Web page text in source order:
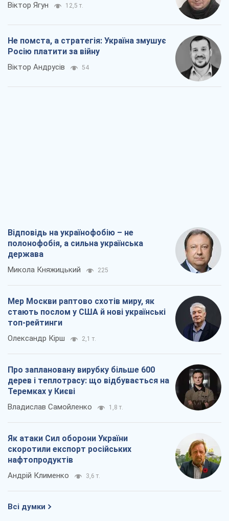
Віктор Ягун 12,5 т.
Не помста, а стратегія: Україна змушує
Росію платити за війну
Віктор Андрусів 54
Відповідь на українофобію – не
полонофобія, а сильна українська
держава
Микола Княжицький 225
Мер Москви раптово схотів миру, як
стають послом у США й нові українські
топ-рейтинги
Олександр Кірш 2,1 т.
Про заплановану вирубку більше 600
дерев і теплотрасу: що відбувається на
Теремках у Києві
Владислав Самойленко 1,8 т.
Як атаки Сил оборони України
скоротили експорт російських
нафтопродуктів
Андрій Клименко 3,6 т.
Всі думки